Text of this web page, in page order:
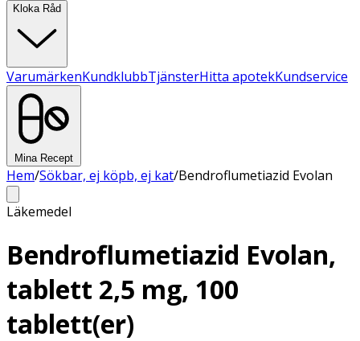
Kloka Råd
VarumärkenKundklubbTjänsterHitta apotekKundservice
Mina Recept
Hem/Sökbar, ej köpb, ej kat/Bendroflumetiazid Evolan
Läkemedel
Bendroflumetiazid Evolan,
tablett 2,5 mg, 100
tablett(er)